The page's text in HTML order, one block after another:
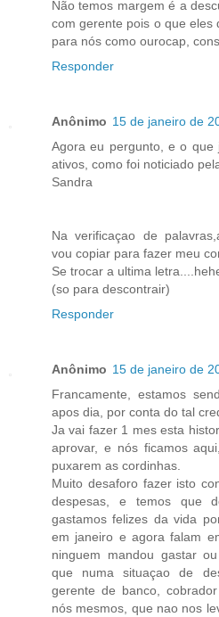
Não temos margem é a
com gerente pois o que eles
para nós como ourocap,
Responder
Anônimo 15 de janeiro de
Agora eu pergunto, e o
ativos, como foi noticiado
Sandra
Na verificaçao de
vou copiar para fazer meu
Se trocar a ultima
(so para descontrair)
Responder
Anônimo 15 de janeiro de
Francamente, estamos
apos dia, por conta do tal
Ja vai fazer 1 mes esta
aprovar, e nós ficamos
puxarem as cordinhas.
Muito desaforo fazer isto
despesas, e temos que
gastamos felizes da vida
em janeiro e agora falam
ninguem mandou gastar
que numa situaçao de
gerente de banco,
nós mesmos, que nao nos